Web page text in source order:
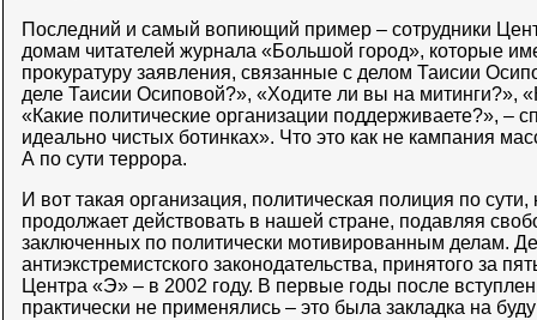
Последний и самый вопиющий пример – сотрудники
домам читателей журнала «Большой город», которые
прокуратуру заявления, связанные с делом Таисии
деле Таисии Осиповой?», «Ходите ли вы на митинги?»,
«Какие политические организации поддерживаете?»,
идеально чистых ботинках». Что это как не кампания
А по сути террора.
И вот такая организация, политическая полиция по
продолжает действовать в нашей стране, подавляя
заключенных по политически мотивированным делам.
антиэкстремистского законодательства, принятого за
Центра «Э» – в 2002 году. В первые годы после
практически не применялись – это была закладка на